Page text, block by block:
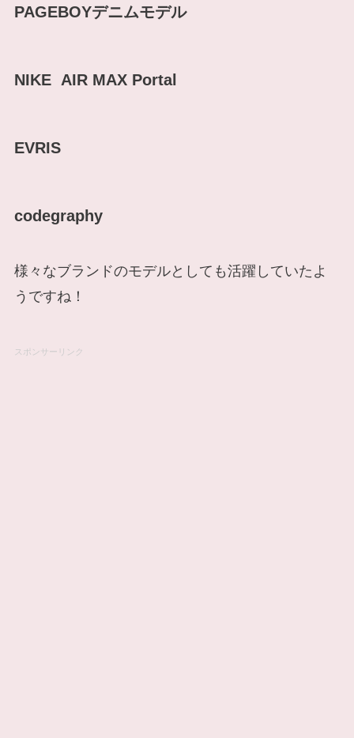
PAGEBOYデニムモデル
NIKE AIR MAX Portal
EVRIS
codegraphy
様々なブランドのモデルとしても活躍していたよ
うですね！
スポンサーリンク